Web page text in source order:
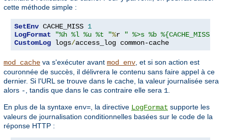
cette méthode simple :
SetEnv CACHE_MISS 1
LogFormat
"%h %l %u %t "%r
" %>s %b %{CACHE_MISS}e"
CustomLog logs/access_log common-cache
mod_cache va s'exécuter avant mod_env , et si son action est
couronnée de succès, il délivrera le contenu sans faire appel à ce
dernier. Si l'URL se trouve dans le cache, la valeur journalisée sera
alors - , tandis que dans le cas contraire elle sera 1
En plus de la syntaxe env= , la directive LogFormat supporte les
valeurs de journalisation conditionnelles basées sur le code de la
réponse HTTP :